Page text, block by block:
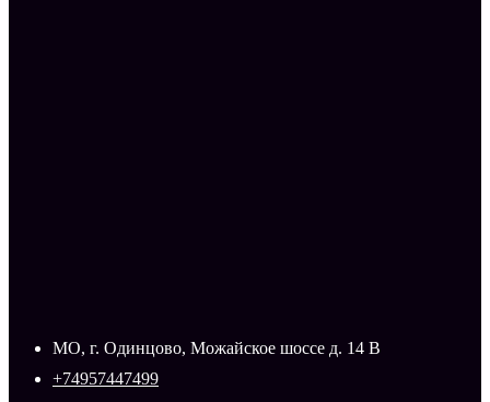
МО, г. Одинцово, Можайское шоссе д. 14 В
+74957447499